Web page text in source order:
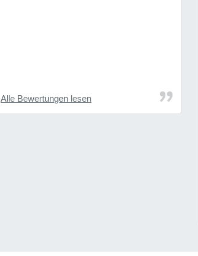
Alle Bewertungen lesen